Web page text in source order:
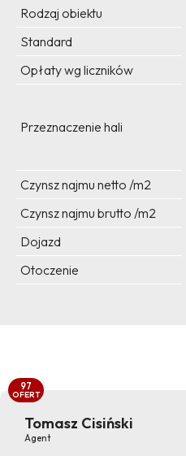
Rodzaj obiektu
Standard
Opłaty wg liczników
Przeznaczenie hali
Czynsz najmu netto /m2
Czynsz najmu brutto /m2
Dojazd
Otoczenie
Tomasz Cisiński
Agent
97
OFERT